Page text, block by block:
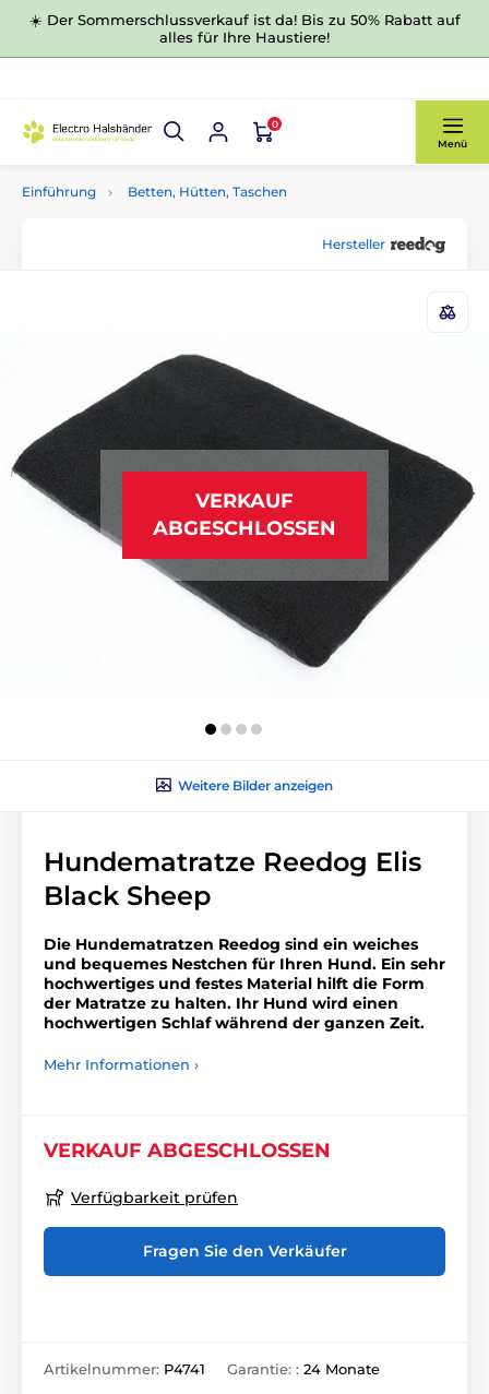
☀️ Der Sommerschlussverkauf ist da! Bis zu 50% Rabatt auf
alles für Ihre Haustiere!
0
Menü
Einführung Betten, Hütten, Taschen
Hersteller
VERKAUF
ABGESCHLOSSEN
Weitere Bilder anzeigen
Hundematratze Reedog Elis
Black Sheep
Die Hundematratzen Reedog sind ein weiches
und bequemes Nestchen für Ihren Hund. Ein sehr
hochwertiges und festes Material hilft die Form
der Matratze zu halten. Ihr Hund wird einen
hochwertigen Schlaf während der ganzen Zeit.
Mehr Informationen ›
VERKAUF ABGESCHLOSSEN
Verfügbarkeit prüfen
Fragen Sie den Verkäufer
Artikelnummer: P4741 Garantie: : 24 Monate